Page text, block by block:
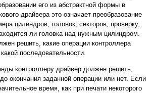
его из абстрактной формы в
драйвера это означает преобразование
цилиндров, головок, секторов, проверку,
ли головка над нужным цилиндром.
решить, какие операции контроллера
последовательности.
контроллеру драйвер должен решить,
окончания заданной операции или нет. Если
время, как при печати некоторого